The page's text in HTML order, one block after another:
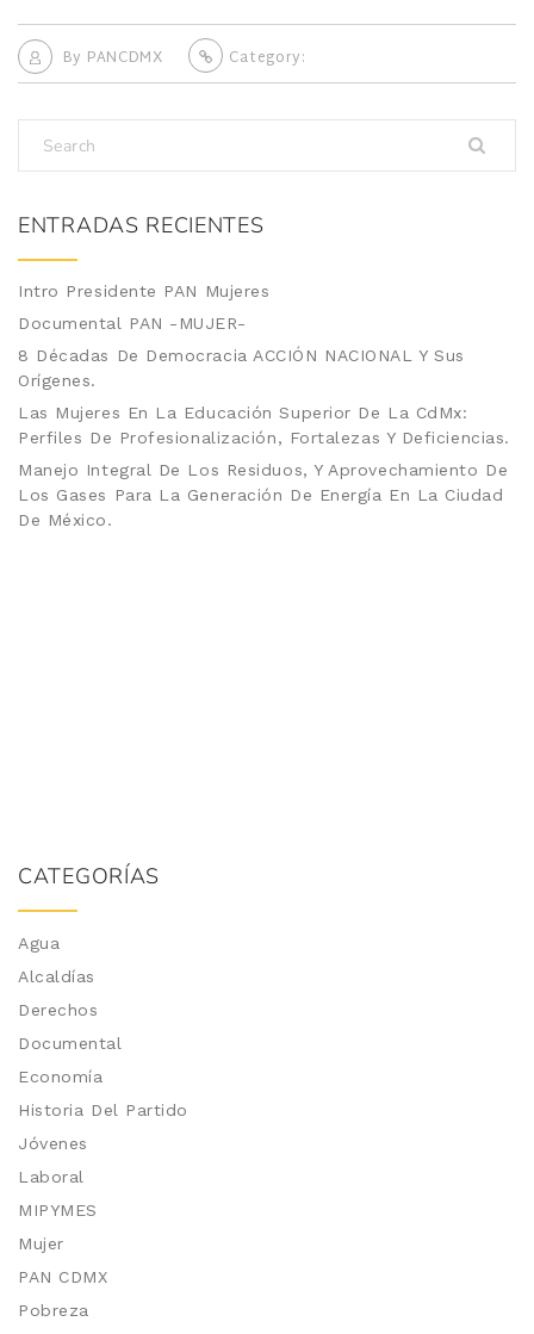
By PANCDMX Category:
ENTRADAS RECIENTES
Intro Presidente PAN Mujeres
Documental PAN -MUJER-
8 Décadas De Democracia ACCIÓN NACIONAL Y Sus
Orígenes.
Las Mujeres En La Educación Superior De La CdMx:
Perfiles De Profesionalización, Fortalezas Y Deficiencias.
Manejo Integral De Los Residuos, Y Aprovechamiento De
Los Gases Para La Generación De Energía En La Ciudad
De México.
CATEGORÍAS
Agua
Alcaldías
Derechos
Documental
Economía
Historia Del Partido
Jóvenes
Laboral
MIPYMES
Mujer
PAN CDMX
Pobreza